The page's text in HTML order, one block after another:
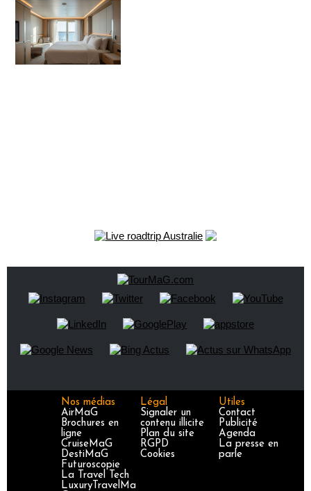
Nos médias
AirMaG
Brochures en
ligne
CruiseMaG
DestiMaG
Futuroscopie
La Travel Tech
LuxuryTravelMa
Légal
Signaler un
contenu illicite
Plan du site
RGPD
Cookies
Utiles
Contact
Publicité
Agenda
La presse en
parle